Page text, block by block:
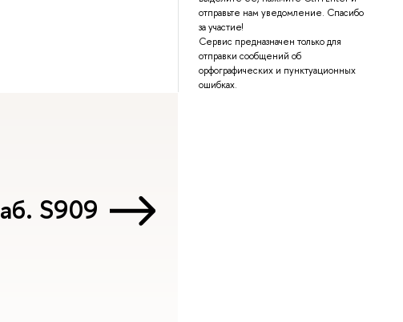
отправьте нам уведомление. Спасибо
за участие!
Сервис предназначен только для
отправки сообщений об
орфографических и пунктуационных
ошибках.
S909